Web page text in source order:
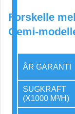
Forskelle
Gemi-
ÅR GARANTI
SUGKRAFT
(X1000 M³/H)